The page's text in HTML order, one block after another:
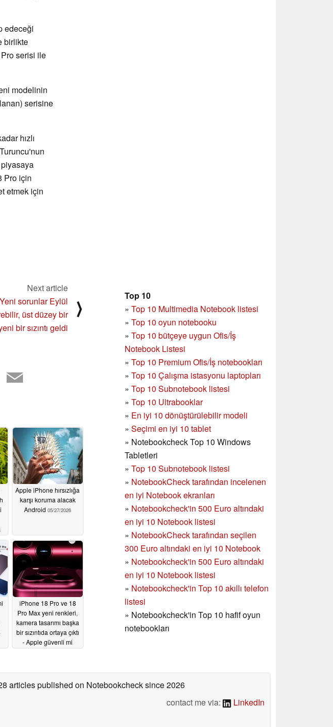
edeceği
birlikte
serisi ile
modelinin
serisine
hızlı
Pro için
etmek için
Top 10
» Top 10 Multimedia Notebook listesi
» Top 10 oyun notebooku
» Top 10 bütçeye uygun Ofis/İş
Notebook Listesi
» Top 10 Premium Ofis/İş notebookları
» Top 10 Çalışma istasyonu laptopları
» Top 10 Subnotebook listesi
» Top 10 Ultrabooklar
» En iyi 10 dönüştürülebilir modeli
» Seçimi en iyi 10 tablet
» Notebookcheck Top 10 Windows
Tabletleri
» Top 10 Subnotebook listesi
» NotebookCheck tarafından incelenen
en iyi Notebook ekranları
» Notebookcheck'in 500 Euro altındaki
en iyi 10 Notebook listesi
» NotebookCheck tarafından seçilen
300 Euro altındaki en iyi 10 Notebook
» Notebookcheck'in 500 Euro altındaki
en iyi 10 Notebook listesi
» Notebookcheck'in Top 10 akıllı telefon
listesi
» Notebookcheck'in Top 10 hafif oyun
notebookları
Next article
sorunlar Eylül
üst düzey bir
bir sızıntı geldi
⟩
Apple iPhone hırsızlığa
karşı koruma alacak
Android 05/27/2026
iPhone 18 Pro ve 18
Pro Max yeni renkleri,
kamera tasarımı başka
bir sızıntıda ortaya çıktı
- Apple güvenli mi
articles published on Notebookchecksince 2026
contact me via:
LinkedIn